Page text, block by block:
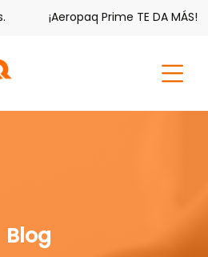
¡Aeropaq Prime TE DA MÁS!
Blog